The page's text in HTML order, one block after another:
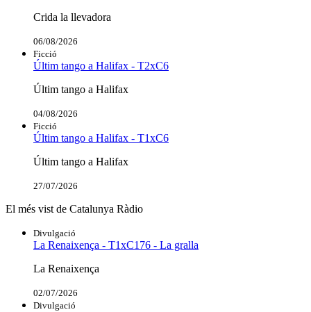
Crida la llevadora
06/08/2026
Ficció
Últim tango a Halifax - T2xC6
Últim tango a Halifax
04/08/2026
Ficció
Últim tango a Halifax - T1xC6
Últim tango a Halifax
27/07/2026
El més vist de Catalunya Ràdio
Divulgació
La Renaixença - T1xC176 - La gralla
La Renaixença
02/07/2026
Divulgació